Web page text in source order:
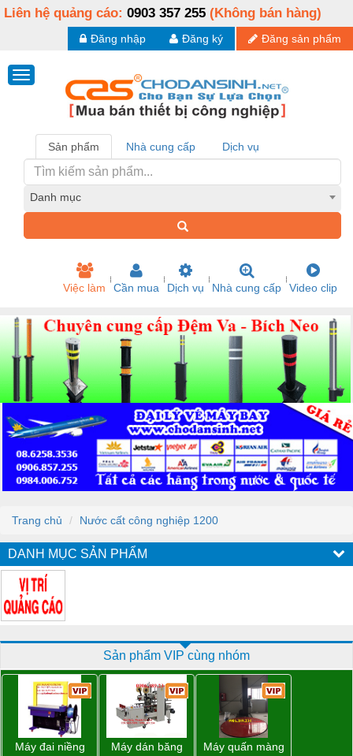
Liên hệ quảng cáo: 0903 357 255 (Không bán hàng)
Đăng sản phẩm
Đăng ký
Đăng nhập
Sản phẩm Nhà cung cấp Dịch vụ
Danh mục
Việc làm Cần mua Dịch vụ Nhà cung cấp Video clip
Trang chủ Nước cất công nghiệp 1200
DANH MỤC SẢN PHẨM
Sản phẩm VIP cùng nhóm
Máy đai niềng
Máy dán băng
Máy quấn màng